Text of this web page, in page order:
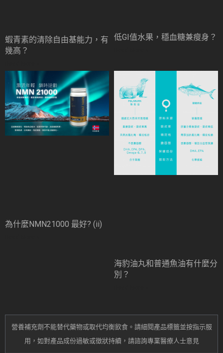
蝦青素的清除自由基能力，有
幾高？
低GI值水果，穩血糖兼瘦身？
為什麼NMN21000 最好? (ii)
海豹油丸和普通魚油有什麼分
別？
營養補充劑不能替代藥物或取代均衡飲食。 請細閱產品標籤並按指示服
用， 如對產品成份過敏或徵狀持續，請諮詢專業醫療人士意見